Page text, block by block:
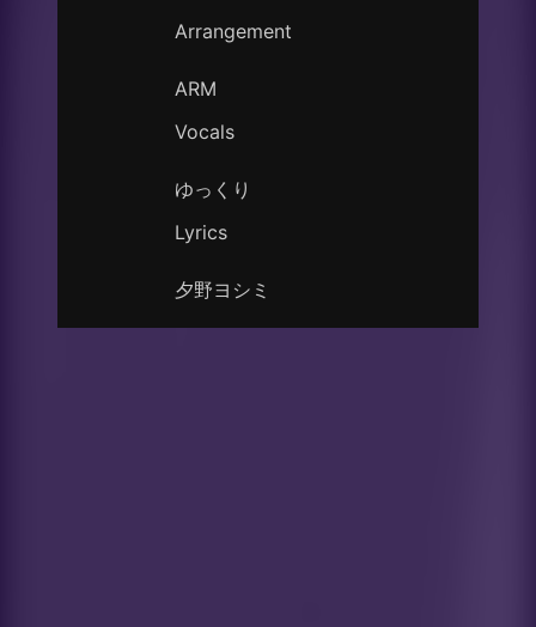
Arrangement
ARM
Vocals
ゆっくり
Lyrics
夕野ヨシミ